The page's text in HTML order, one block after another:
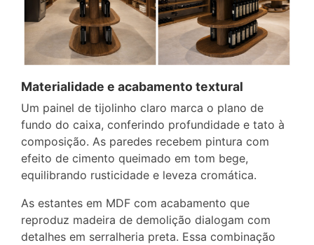
Materialidade e acabamento textural
Um painel de tijolinho claro marca o plano de
fundo do caixa, conferindo profundidade e tato à
composição. As paredes recebem pintura com
efeito de cimento queimado em tom bege,
equilibrando rusticidade e leveza cromática.
As estantes em MDF com acabamento que
reproduz madeira de demolição dialogam com
detalhes em serralheria preta. Essa combinação